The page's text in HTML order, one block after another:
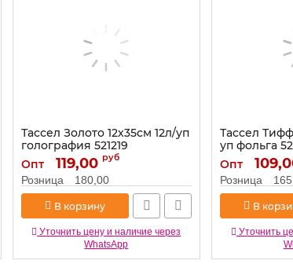
Тассел Золото 12х35см 12л/уп
голография 521219
Артикул: 521219
Опт 119,00 руб
Розница 180,00
В корзину
Уточнить цену и наличие через
WhatsApp
Тассел
уп фольга
Артикул: 521220
Опт
Розница
В
Уточнить